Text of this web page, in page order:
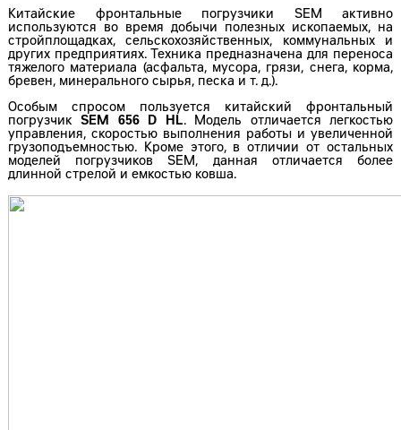
Китайские фронтальные погрузчики SEM активно
используются во время добычи полезных ископаемых, на
стройплощадках, сельскохозяйственных, коммунальных и
других предприятиях. Техника предназначена для переноса
тяжелого материала (асфальта, мусора, грязи, снега, корма,
бревен, минерального сырья, песка и т. д.).
Особым спросом пользуется китайский фронтальный
погрузчикSEM 656 D HL. Модель отличается легкостью
управления, скоростью выполнения работы и увеличенной
грузоподъемностью. Кроме этого, в отличии от остальных
моделей погрузчиков SEM, данная отличается более
длинной стрелой и емкостью ковша.